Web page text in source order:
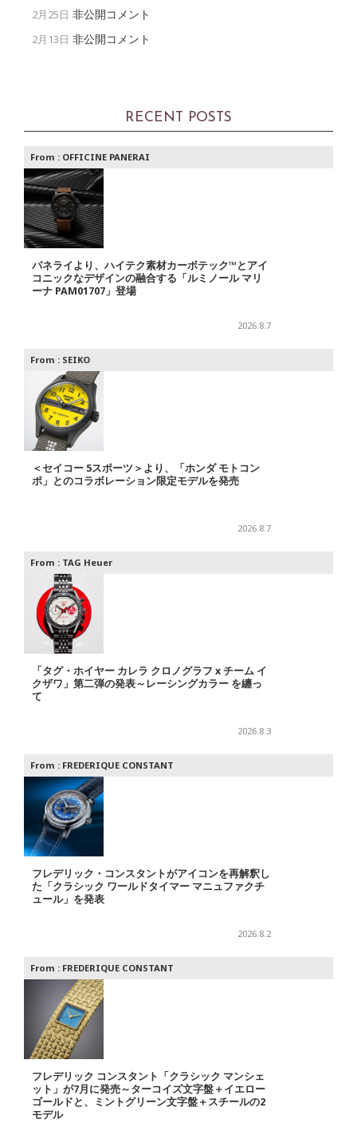
2月25日 非公開コメント
2月13日 非公開コメント
RECENT POSTS
From : OFFICINE PANERAI
パネライより、ハイテク素材カーボテック™とアイ
コニックなデザインの融合する「ルミノール マリ
ーナ PAM01707」登場
2026.8.7
From : SEIKO
＜セイコー 5スポーツ＞より、「ホンダ モトコン
ポ」とのコラボレーション限定モデルを発売
2026.8.7
From : TAG Heuer
「タグ・ホイヤー カレラ クロノグラフ x チーム イ
クザワ」第二弾の発表～レーシングカラー を纏っ
て
2026.8.3
From : FREDERIQUE CONSTANT
フレデリック・コンスタントがアイコンを再解釈し
た「クラシック ワールドタイマー マニュファクチ
ュール」を発表
2026.8.2
From : FREDERIQUE CONSTANT
フレデリック コンスタント「クラシック マンシェ
ット」が7月に発売～ターコイズ文字盤＋イエロー
ゴールドと、ミントグリーン文字盤＋スチールの2
モデル